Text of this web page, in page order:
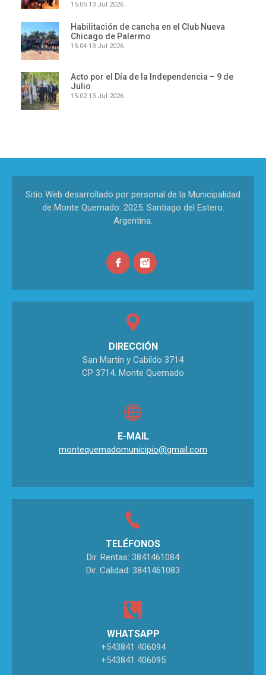
15:05 13 Jul 2026
Habilitación de cancha en el Club Nueva
Chicago de Palermo
15:04 13 Jul 2026
Acto por el Día de la Independencia – 9 de
Julio
15:02 13 Jul 2026
Sitio Web desarrollado por personal de la Municipalidad
de Monte Quemado. 2025. Santiago del Estero.
Argentina.
DIRECCIÓN
San Martín y Cabildo 3714
CP 3714. Monte Quemado
E-MAIL
montequemadomunicipio@gmail.com
TELÉFONOS
Dir. Rentas: 3841461084
Dir. Calidad: 3841461083
WHATSAPP
+543841 406094
+543841 406095